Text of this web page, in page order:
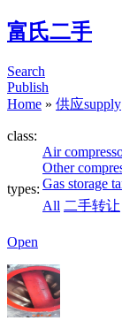
富氏二手
Search
Publish
Home » 供应supply
class:
Air
Other
Gas storage
types:
All 二手转让
Open